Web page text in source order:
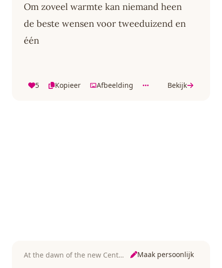
Om zoveel warmte kan niemand heen
de beste wensen voor tweeduizend en
één
5 Kopieer Afbeelding Bekijk
At the dawn of the new Century Maak persoonlijk